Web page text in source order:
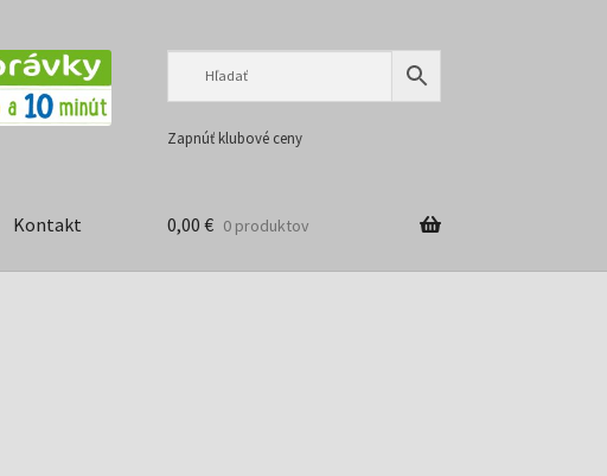
Zapnúť klubové ceny
Kontakt 0,00 € 0 produktov